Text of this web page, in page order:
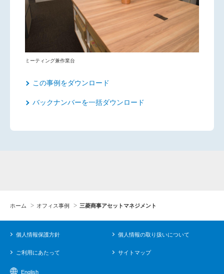
ミーティング兼作業台
この事例をダウンロード
バックナンバーを一括ダウンロード
ホーム オフィス事例 三菱商事アセットマネジメント
個人情報保護方針 個人情報の取り扱いについて
ご利用にあたって サイトマップ
English